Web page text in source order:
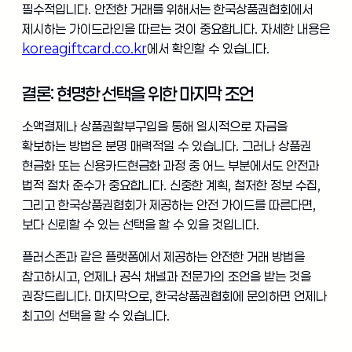
필수적입니다. 안전한 거래를 위해서는 한국상품권협회에서
제시하는 가이드라인을 따르는 것이 중요합니다. 자세한 내용은
koreagiftcard.co.kr에서 확인할 수 있습니다.
결론: 현명한 선택을 위한 마지막 조언
소액결제나 상품권할부구입을 통해 일시적으로 자금을
확보하는 방법은 분명 매력적일 수 있습니다. 그러나 상품권
현금화 또는 신용카드현금화 과정 중 어느 부분에서도 안전과
법적 절차 준수가 중요합니다. 신중한 계획, 철저한 정보 수집,
그리고 한국상품권협회가 제공하는 안전 가이드를 따른다면,
보다 신뢰할 수 있는 선택을 할 수 있을 것입니다.
플러스존과 같은 플랫폼에서 제공하는 안전한 거래 방법을
참고하시고, 언제나 공식 채널과 전문가의 조언을 받는 것을
권장드립니다. 마지막으로, 한국상품권협회에 문의하면 언제나
최고의 선택을 할 수 있습니다.